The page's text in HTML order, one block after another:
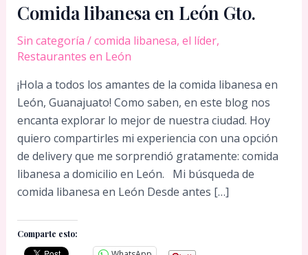
Comida libanesa en León Gto.
Sin categoría /comida libanesa, el líder,
Restaurantes en León
¡Hola a todos los amantes de la comida libanesa en
León, Guanajuato! Como saben, en este blog nos
encanta explorar lo mejor de nuestra ciudad. Hoy
quiero compartirles mi experiencia con una opción
de delivery que me sorprendió gratamente: comida
libanesa a domicilio en León. Mi búsqueda de
comida libanesa en León Desde antes […]
Comparte esto: